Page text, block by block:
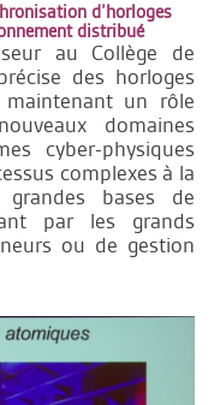
d’horloges
distribué
au Collège de
des horloges
un rôle
domaines
cyber-physiques
complexes à la
bases de
par les grands
ou de gestion